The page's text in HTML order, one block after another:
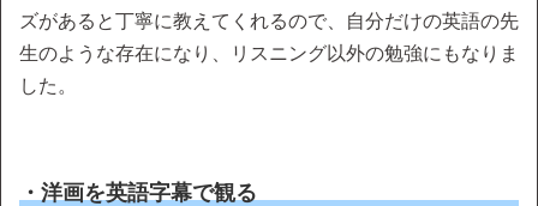
ズがあると丁寧に教えてくれるので、自分だけの英語の先
生のような存在になり、リスニング以外の勉強にもなりま
した。
・洋画を英語字幕で観る